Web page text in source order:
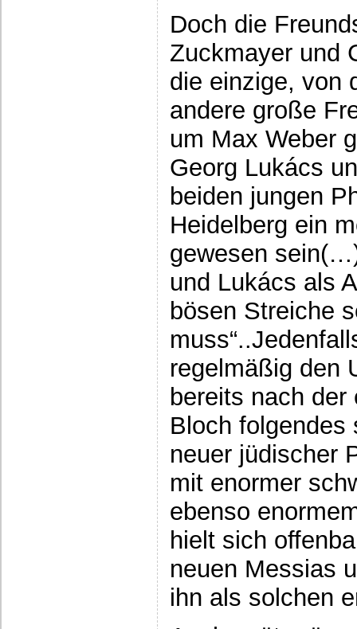
Doch die
Zuckmayer und
die einzige, von
andere große
um Max Weber
Georg Lukács
beiden jungen
Heidelberg ein
gewesen
und Lukács als
bösen Streiche
regelmäßig den
bereits nach
Bloch folgendes
neuer jüdischer
mit enormer
ebenso
hielt sich
neuen Messias
ihn als solchen